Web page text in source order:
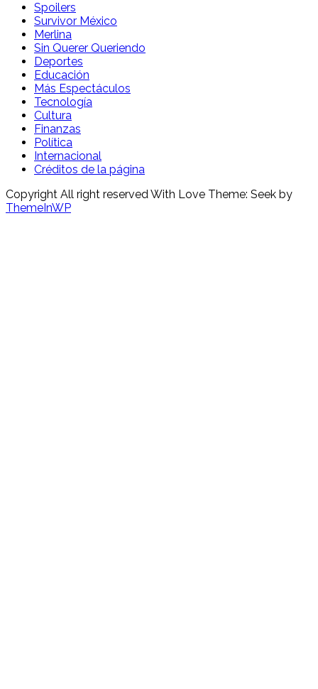
Spoilers
Survivor México
Merlina
Sin Querer Queriendo
Deportes
Educación
Más Espectáculos
Tecnología
Cultura
Finanzas
Política
Internacional
Créditos de la página
Copyright All right reserved With Love Theme: Seek by
ThemeInWP